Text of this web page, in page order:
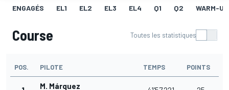
ENGAGÉS EL1 EL2 EL3 EL4 Q1 Q2 WARM-UP
Course Toutes les statistiques
POS. PILOTE TEMPS POINTS
M. Márquez